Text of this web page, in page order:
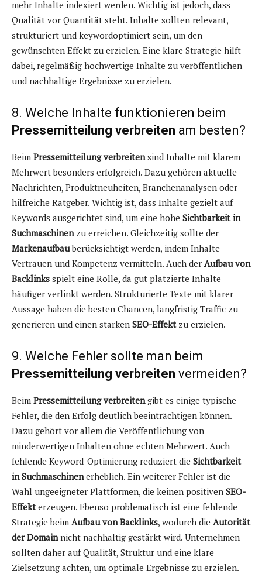
mehr Inhalte indexiert werden. Wichtig ist jedoch, dass
Qualität vor Quantität steht. Inhalte sollten relevant,
strukturiert und keywordoptimiert sein, um den
gewünschten Effekt zu erzielen. Eine klare Strategie hilft
dabei, regelmäßig hochwertige Inhalte zu veröffentlichen
und nachhaltige Ergebnisse zu erzielen.
8. Welche Inhalte funktionieren beim
Pressemitteilung verbreiten am besten?
Beim Pressemitteilung verbreiten sind Inhalte mit klarem
Mehrwert besonders erfolgreich. Dazu gehören aktuelle
Nachrichten, Produktneuheiten, Branchenanalysen oder
hilfreiche Ratgeber. Wichtig ist, dass Inhalte gezielt auf
Keywords ausgerichtet sind, um eine hohe Sichtbarkeit in
Suchmaschinen zu erreichen. Gleichzeitig sollte der
Markenaufbauberücksichtigt werden, indem Inhalte
Vertrauen und Kompetenz vermitteln. Auch der Aufbau von
Backlinks spielt eine Rolle, da gut platzierte Inhalte
häufiger verlinkt werden. Strukturierte Texte mit klarer
Aussage haben die besten Chancen, langfristig Traffic zu
generieren und einen starken SEO-Effektzu erzielen.
9. Welche Fehler sollte man beim
Pressemitteilung verbreiten vermeiden?
Beim Pressemitteilung verbreiten gibt es einige typische
Fehler, die den Erfolg deutlich beeinträchtigen können.
Dazu gehört vor allem die Veröffentlichung von
minderwertigen Inhalten ohne echten Mehrwert. Auch
fehlende Keyword-Optimierung reduziert die Sichtbarkeit
in Suchmaschinen erheblich. Ein weiterer Fehler ist die
Wahl ungeeigneter Plattformen, die keinen positiven SEO-
Effekterzeugen. Ebenso problematisch ist eine fehlende
Strategie beim Aufbau von Backlinks, wodurch die Autorität
der Domain nicht nachhaltig gestärkt wird. Unternehmen
sollten daher auf Qualität, Struktur und eine klare
Zielsetzung achten, um optimale Ergebnisse zu erzielen.